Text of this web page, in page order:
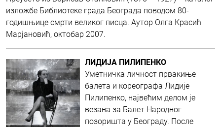
изложбе Библиотеке града Београда поводом 80-
годишњице смрти великог писца. Aутор Олгa Красић
Марјановић, октобар 2007.
ЛИДИЈА ПИЛИПЕНКО
Уметничка личност првакиње
балета и кореографа Лидије
Пилипенко, највећим делом је
везана за Балет Народног
позоришта у Београду. После